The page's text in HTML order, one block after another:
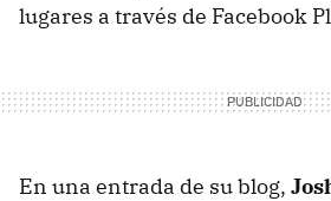
lugares a través de Facebook
En una entrada de su blog,